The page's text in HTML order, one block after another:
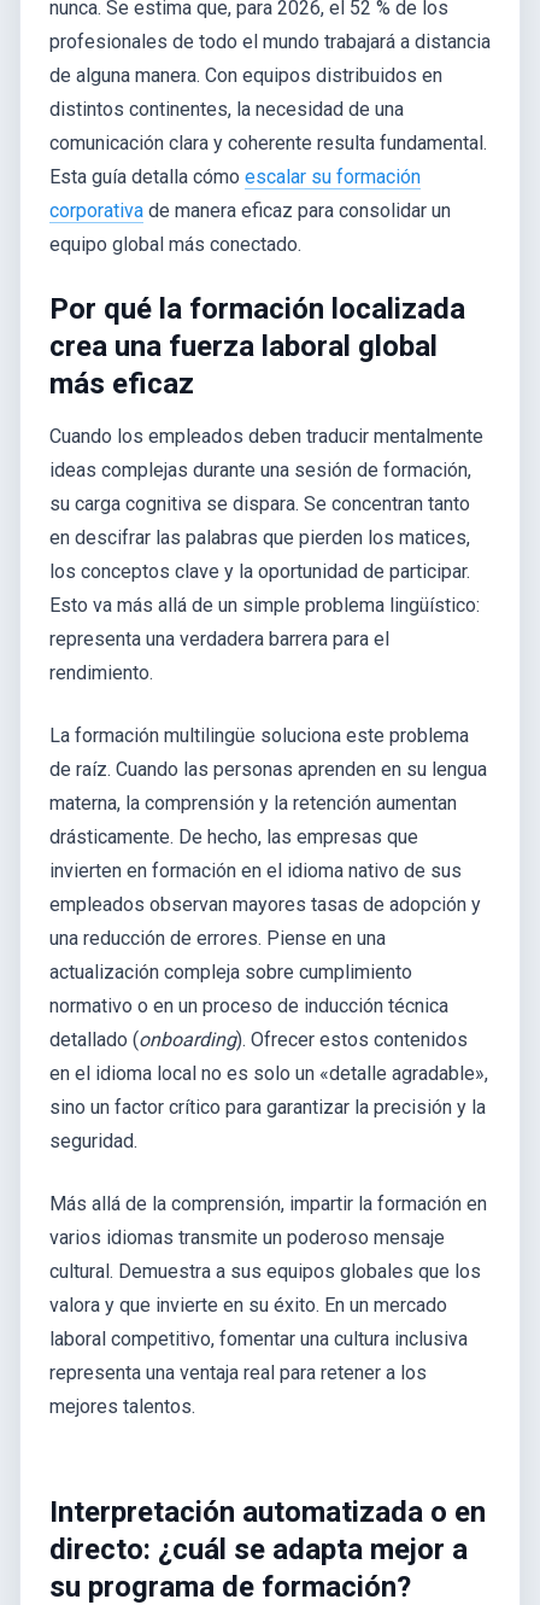
nunca. Se estima que, para 2026, el 52 % de los
profesionales de todo el mundo trabajará a distancia
de alguna manera. Con equipos distribuidos en
distintos continentes, la necesidad de una
comunicación clara y coherente resulta fundamental.
Esta guía detalla cómo escalar su formación
corporativa de manera eficaz para consolidar un
equipo global más conectado.
Por qué la formación localizada
crea una fuerza laboral global
más eficaz
Cuando los empleados deben traducir mentalmente
ideas complejas durante una sesión de formación,
su carga cognitiva se dispara. Se concentran tanto
en descifrar las palabras que pierden los matices,
los conceptos clave y la oportunidad de participar.
Esto va más allá de un simple problema lingüístico:
representa una verdadera barrera para el
rendimiento.
La formación multilingüe soluciona este problema
de raíz. Cuando las personas aprenden en su lengua
materna, la comprensión y la retención aumentan
drásticamente. De hecho, las empresas que
invierten en formación en el idioma nativo de sus
empleados observan mayores tasas de adopción y
una reducción de errores. Piense en una
actualización compleja sobre cumplimiento
normativo o en un proceso de inducción técnica
detallado (onboarding). Ofrecer estos contenidos
en el idioma local no es solo un «detalle agradable»,
sino un factor crítico para garantizar la precisión y la
seguridad.
Más allá de la comprensión, impartir la formación en
varios idiomas transmite un poderoso mensaje
cultural. Demuestra a sus equipos globales que los
valora y que invierte en su éxito. En un mercado
laboral competitivo, fomentar una cultura inclusiva
representa una ventaja real para retener a los
mejores talentos.
Interpretación automatizada o en
directo: ¿cuál se adapta mejor a
su programa de formación?